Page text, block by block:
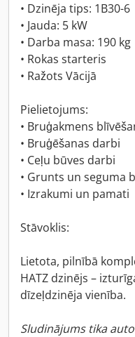
• Dzinēja tips: 1B30-6
• Jauda: 5 kW
• Darba masa: 190 kg
• Rokas starteris
• Ražots Vācijā
Pielietojums:
• Bruģakmens
• Bruģēšanas darbi
• Ceļu būves darbi
• Grunts un seguma
• Izrakumi un pamati
Stāvoklis:
Lietota, pilnībā
HATZ dzinējs –
dīzeļdzinēja vienība.
Sludinājums tika